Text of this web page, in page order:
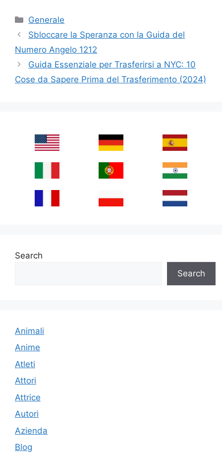
Categories
Generale
Sbloccare la Speranza con la Guida del
Numero Angelo 1212
Guida Essenziale per Trasferirsi a NYC: 10
Cose da Sapere Prima del Trasferimento (2024)
Search
Search
Animali
Anime
Atleti
Attori
Attrice
Autori
Azienda
Blog